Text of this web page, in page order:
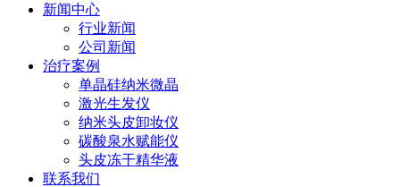
新闻中心
行业新闻
公司新闻
治疗案例
单晶硅纳米微晶
激光生发仪
纳米头皮卸妆仪
碳酸泉水赋能仪
头皮冻干精华液
联系我们